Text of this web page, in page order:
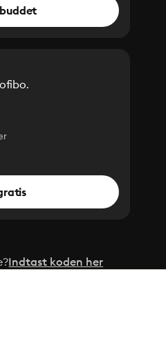
Indtast koden her